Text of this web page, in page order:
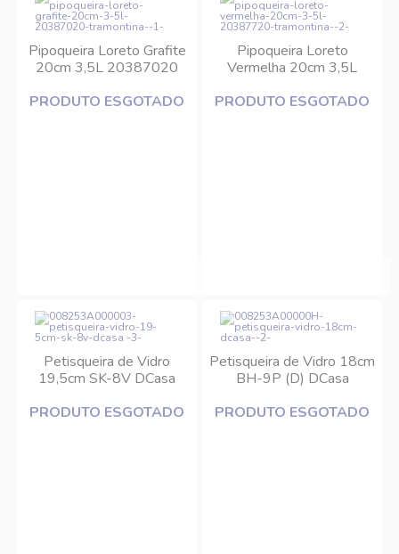
Pipoqueira Loreto Grafite
20cm 3,5L 20387020
PRODUTO ESGOTADO
Pipoqueira Loreto
Vermelha 20cm 3,5L
PRODUTO ESGOTADO
Petisqueira de Vidro
19,5cm SK-8V DCasa
PRODUTO ESGOTADO
Petisqueira de Vidro 18cm
BH-9P (D) DCasa
PRODUTO ESGOTADO